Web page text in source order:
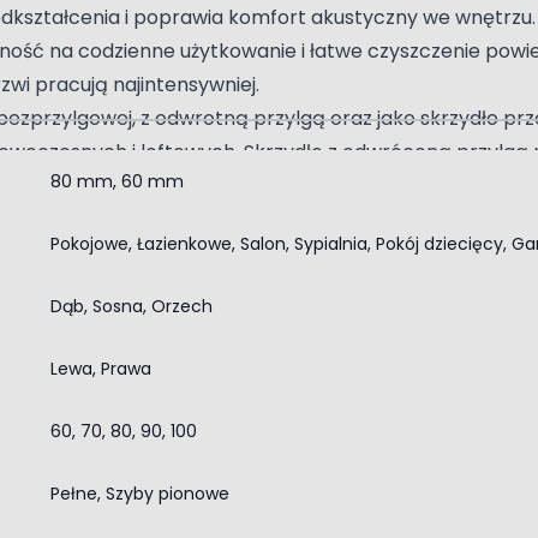
i poprawia komfort akustyczny we
na codzienne użytkowanie i łatwe czyszczenie
pracują najintensywniej.
z odwrotną przylgą oraz jako skrzydło
i loftowych. Skrzydło z odwróconą
System przesuwny dla normy 2043 umożliwia
pamiętać że otwór drzwiowy musi mieć miejsce
otworu powinna wynosić ok 206 cm, którą należy
dla wymagających. W skrzydle bezprzylgowym
80 mm, 60 mm
Pokojowe, Łazienkowe, Salon, Sypialnia, Pokój dziecięcy,
Dąb, Sosna, Orzech
Lewa, Prawa
60, 70, 80, 90, 100
Pełne, Szyby pionowe